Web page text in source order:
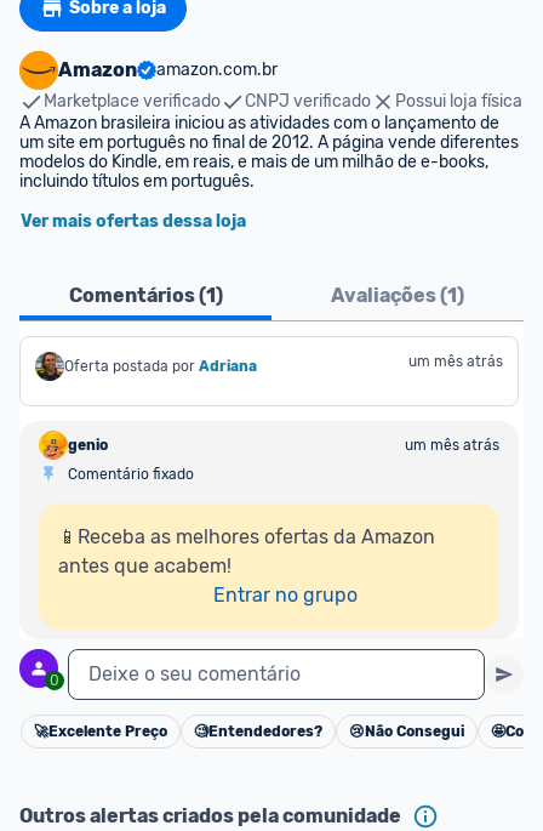
Sobre a loja
Amazon
amazon.com.br
Marketplace verificado
CNPJ verificado
Possui loja física
A Amazon brasileira iniciou as atividades com o lançamento de
um site em português no final de 2012. A página vende diferentes
modelos do Kindle, em reais, e mais de um milhão de e-books,
incluindo títulos em português.
Ver mais ofertas dessa loja
Comentários (1) Avaliações (1)
Oferta postada por Adriana um mês atrás
genio
um mês atrás
Comentário fixado
📱Receba as melhores ofertas da Amazon
antes que acabem!
Entrar no grupo
0 Deixe o seu comentário
Cancelar
🚀Excelente Preço 🧐Entendedores? 😢 Não Consegui 🤩
Outros alertas criados pela comunidade